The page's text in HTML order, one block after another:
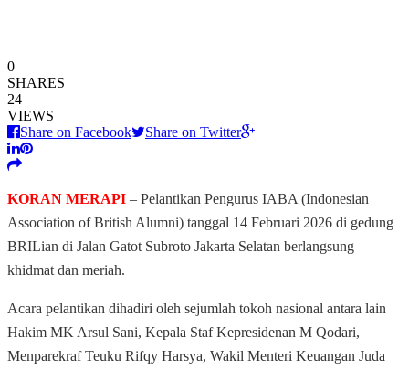
0
SHARES
24
VIEWS
Share on Facebook
Share on Twitter
KORAN MERAPI – Pelantikan Pengurus IABA (Indonesian
Association of British Alumni) tanggal 14 Februari 2026 di gedung
BRILian di Jalan Gatot Subroto Jakarta Selatan berlangsung
khidmat dan meriah.
Acara pelantikan dihadiri oleh sejumlah tokoh nasional antara lain
Hakim MK Arsul Sani, Kepala Staf Kepresidenan M Qodari,
Menparekraf Teuku Rifqy Harsya, Wakil Menteri Keuangan Juda